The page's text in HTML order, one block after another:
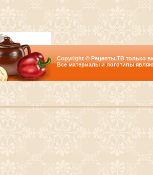
Copyright © Рецепты.ТВ только
Все материалы и логотипы